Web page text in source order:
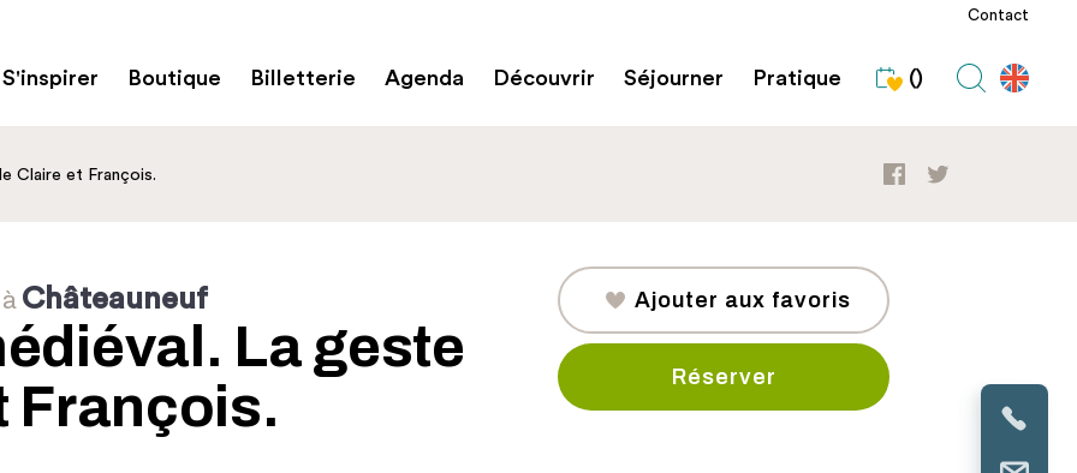
Contact
S'inspirer Boutique Billetterie Agenda Découvrir Séjourner Pratique ()
Claire et François.
Châteauneuf
La geste
François.
Ajouter aux favoris
Réserver